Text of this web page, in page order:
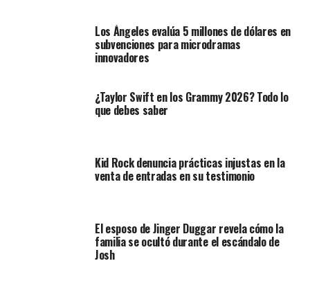
Los Ángeles evalúa 5 millones de dólares en
subvenciones para microdramas
innovadores
¿Taylor Swift en los Grammy 2026? Todo lo
que debes saber
Kid Rock denuncia prácticas injustas en la
venta de entradas en su testimonio
El esposo de Jinger Duggar revela cómo la
familia se ocultó durante el escándalo de
Josh